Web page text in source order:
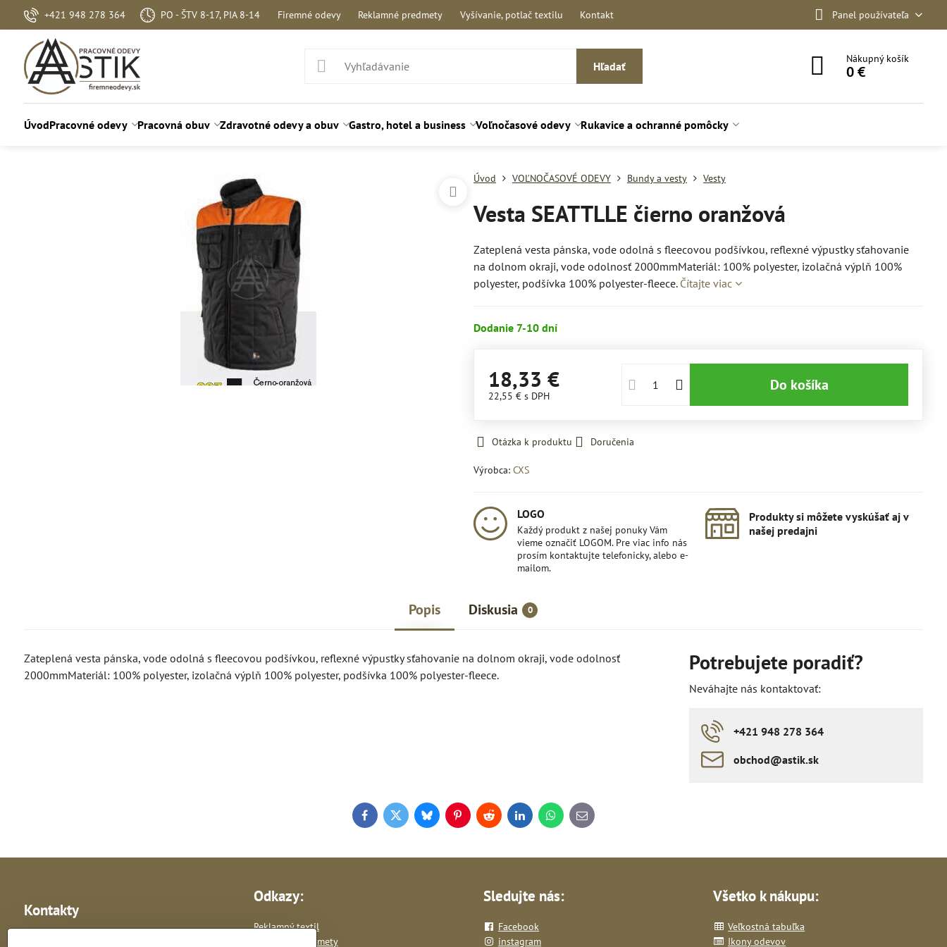
+421 948 278 364 PO - ŠTV 8-17, PIA 8-14 Firemné odevy Reklamné predmety Vyšívanie, potlač textilu Kontakt Panel používateľa
Hľadať
Nákupný košík
0 €
ÚvodPracovné odevy Pracovná obuv Zdravotné odevy a obuv Gastro, hotel a business Voľnočasové odevy Rukavice a ochranné pomôcky
Úvod VOĽNOČASOVÉ ODEVY Bundy a vesty Vesty
Vesta SEATTLLE čierno oranžová
Zateplená vesta pánska, vode odolná s fleecovou podšívkou, reflexné výpustky sťahovanie
na dolnom okraji, vode odolnosť 2000mmMateriál: 100% polyester, izolačná výplň 100%
polyester, podšívka 100% polyester-fleece. Čítajte viac
Dodanie 7-10 dní
18,33 €
22,55 € s DPH
Do košíka
Otázka k produktu Doručenia
Výrobca: CXS
LOGO
Každý produkt z našej ponuky Vám
vieme označiť LOGOM. Pre viac info nás
prosím kontaktujte telefonicky, alebo e-
mailom.
Produkty si môžete vyskúšať aj v
našej predajni
Popis Diskusia 0
Zateplená vesta pánska, vode odolná s fleecovou podšívkou, reflexné výpustky sťahovanie na dolnom okraji, vode odolnosť
2000mmMateriál: 100% polyester, izolačná výplň 100% polyester, podšívka 100% polyester-fleece.
Potrebujete poradiť?
Neváhajte nás kontaktovať:
+421 948 278 364
obchod​​@astik​​.sk
FacebookTwitterBlueskyPinterestRedditLinkedInWhatsApp
E-
mail
Kontakty
Odkazy:
Reklamný textil
Reklamné predmety
Sledujte nás:
Facebook
instagram
Všetko k nákupu:
Veľkostná tabuľka
Ikony odevov